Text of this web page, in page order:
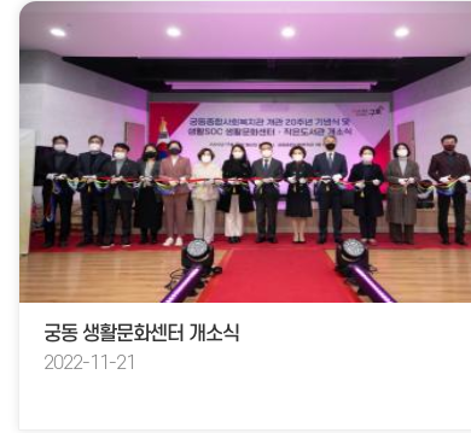
궁동 생활문화센터 개소식
2022-11-21